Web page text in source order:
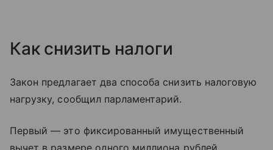
Как снизить налоги
Закон предлагает два способа снизить налоговую
нагрузку, сообщил парламентарий.
Первый — это фиксированный имущественный